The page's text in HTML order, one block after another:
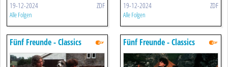
19-12-2024 ZDF
Alle Folgen
19-12-2024 ZDF
Alle Folgen
Fünf Freunde - Classics Fünf Freunde - Classics